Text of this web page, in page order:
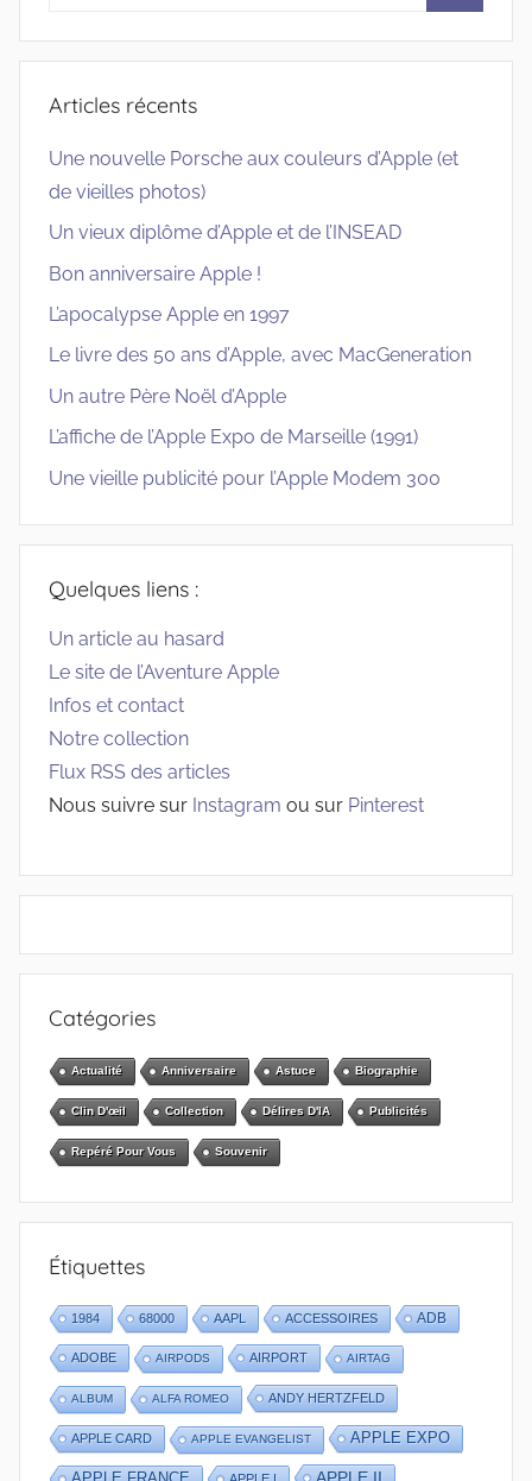
:
Articles récents
Une nouvelle Porsche aux couleurs d’Apple (et
de vieilles photos)
Un vieux diplôme d’Apple et de l’INSEAD
Bon anniversaire Apple !
L’apocalypse Apple en 1997
Le livre des 50 ans d’Apple, avec MacGeneration
Un autre Père Noël d’Apple
L’affiche de l’Apple Expo de Marseille (1991)
Une vieille publicité pour l’Apple Modem 300
Quelques liens :
Un article au hasard
Le site de l’Aventure Apple
Infos et contact
Notre collection
Flux RSS des articles
Nous suivre sur Instagram ou sur Pinterest
Catégories
Actualité Anniversaire Astuce Biographie
Clin D'œil Collection Délires D'IA Publicités
Repéré Pour Vous Souvenir
Étiquettes
1984 68000 AAPL ACCESSOIRES ADB
ADOBE AIRPODS AIRPORT AIRTAG
ALBUM ALFA ROMEO ANDY HERTZFELD
APPLE CARD APPLE EVANGELIST APPLE EXPO
APPLE I APPLE II